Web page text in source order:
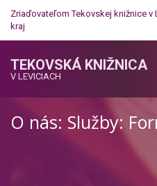
Zriaďovateľom Tekovskej knižnice v
kraj
TEKOVSKÁ KNIŽNICA
V LEVICIACH
O nás: Služby: